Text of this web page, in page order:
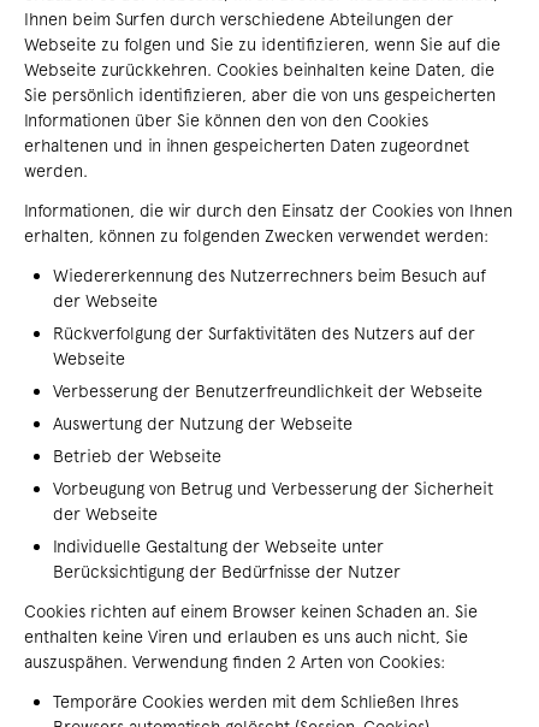
Ihnen beim Surfen durch verschiedene Abteilungen der
Webseite zu folgen und Sie zu identifizieren, wenn Sie auf die
Webseite zurückkehren. Cookies beinhalten keine Daten, die
Sie persönlich identifizieren, aber die von uns gespeicherten
Informationen über Sie können den von den Cookies
erhaltenen und in ihnen gespeicherten Daten zugeordnet
werden.
Informationen, die wir durch den Einsatz der Cookies von Ihnen
erhalten, können zu folgenden Zwecken verwendet werden:
Wiedererkennung des Nutzerrechners beim Besuch auf
der Webseite
Rückverfolgung der Surfaktivitäten des Nutzers auf der
Webseite
Verbesserung der Benutzerfreundlichkeit der Webseite
Auswertung der Nutzung der Webseite
Betrieb der Webseite
Vorbeugung von Betrug und Verbesserung der Sicherheit
der Webseite
Individuelle Gestaltung der Webseite unter
Berücksichtigung der Bedürfnisse der Nutzer
Cookies richten auf einem Browser keinen Schaden an. Sie
enthalten keine Viren und erlauben es uns auch nicht, Sie
auszuspähen. Verwendung finden 2 Arten von Cookies:
Temporäre Cookies werden mit dem Schließen Ihres